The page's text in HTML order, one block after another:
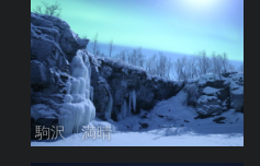
駒沢 満晴